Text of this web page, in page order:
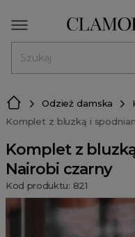
Odzież damska
Komplet z bluzką i
Komplet z
Nairobi czarny
Kod produktu: 821